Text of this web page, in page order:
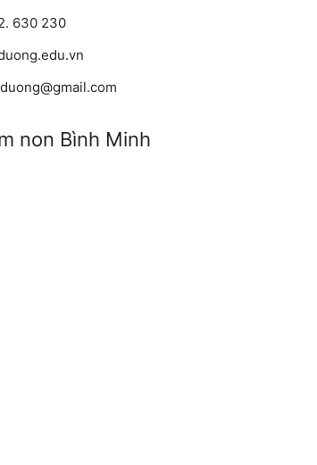
630 230
non Bình Minh